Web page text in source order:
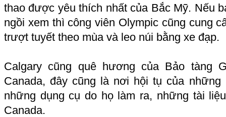
thao được yêu thích nhất của Bắc Mỹ. Nếu
ngồi xem thì công viên Olympic cũng cung
trượt tuyết theo mùa và leo núi bằng xe đạp.
Calgary cũng quê hương của Bảo tàng
Canada, đây cũng là nơi hội tụ của
những dụng cụ do họ làm ra, những tài
Canada.